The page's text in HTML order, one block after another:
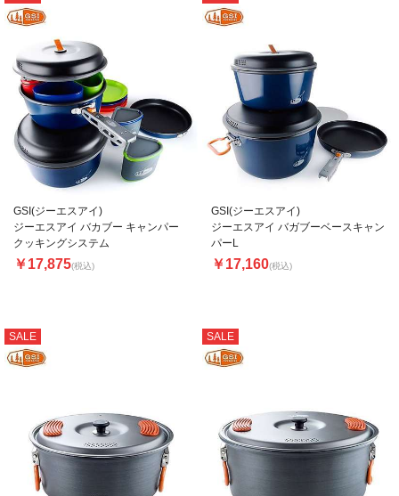
GSI(ジーエスアイ)
ジーエスアイ バカブー キャンパー
クッキングシステム
￥17,875(税込)
GSI(ジーエスアイ)
ジーエスアイ バガブーベースキャン
パーL
￥17,160(税込)
SALE SALE